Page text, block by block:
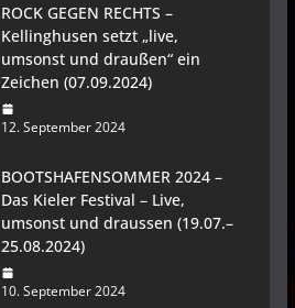
ROCK GEGEN RECHTS –
Kellinghusen setzt „live,
umsonst und draußen“ ein
Zeichen (07.09.2024)
12. September 2024
BOOTSHAFENSOMMER 2024 –
Das Kieler Festival – Live,
umsonst und draussen (19.07.–
25.08.2024)
10. September 2024